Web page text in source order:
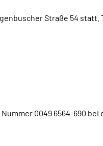
Straße 54 statt.
0049 6564-690 bei